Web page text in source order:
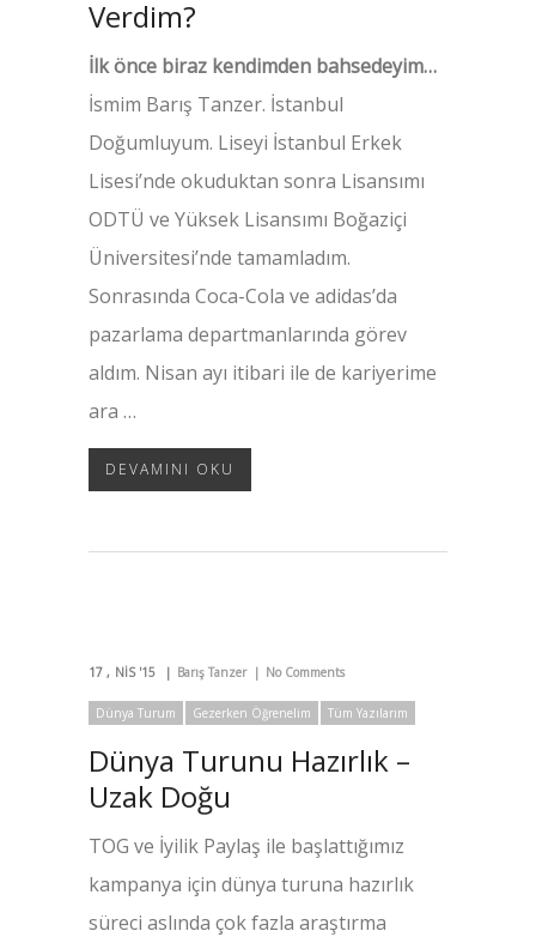
Verdim?
İlk önce biraz kendimden bahsedeyim…
İsmim Barış Tanzer. İstanbul
Doğumluyum. Liseyi İstanbul Erkek
Lisesi’nde okuduktan sonra Lisansımı
ODTÜ ve Yüksek Lisansımı Boğaziçi
Üniversitesi’nde tamamladım.
Sonrasında Coca-Cola ve adidas’da
pazarlama departmanlarında görev
aldım. Nisan ayı itibari ile de kariyerime
ara …
DEVAMINI OKU
17 NIS '15 Barış Tanzer No Comments
Dünya Turum Gezerken Öğrenelim Tüm Yazılarım
Dünya Turunu Hazırlık –
Uzak Doğu
TOG ve İyilik Paylaş ile başlattığımız
kampanya için dünya turuna hazırlık
süreci aslında çok fazla araştırma